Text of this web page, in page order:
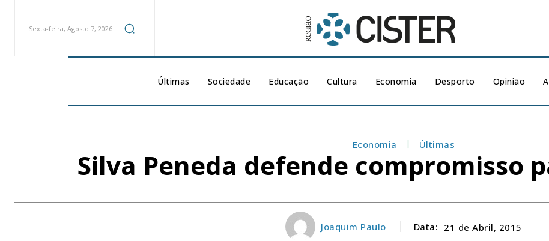
Sexta-feira, Agosto 7, 2026
Últimas Sociedade Educação Cultura Economia Desporto Opinião
Economia Últimas
Silva Peneda defende compromisso
Joaquim Paulo Data: 21 de Abril, 2015